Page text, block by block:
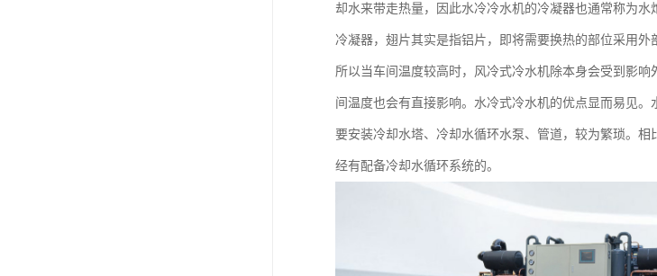
却水来带走热量，因此水冷冷水机的冷凝器也通常称为
冷凝器，翅片其实是指铝片，即将需要换热的部位采用
所以当车间温度较高时，风冷式冷水机除本身会受到影
间温度也会有直接影响。水冷式冷水机的优点显而易见
要安装冷却水塔、冷却水循环水泵、管道，较为繁琐。
经有配备冷却水循环系统的。